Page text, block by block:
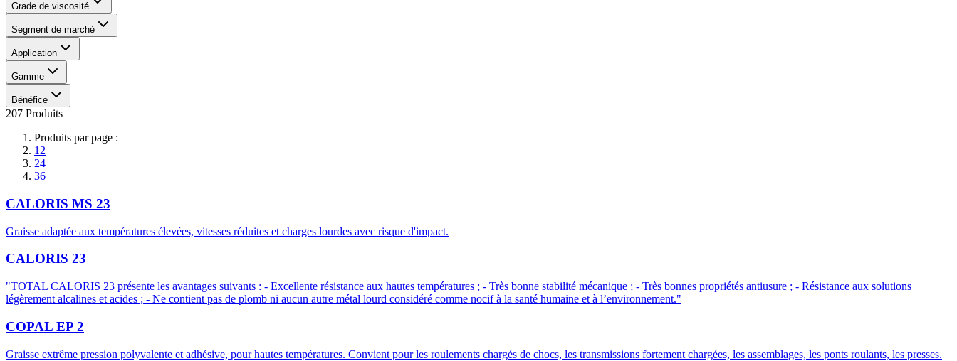
Grade de viscosité
Segment de marché
Application
Gamme
Bénéfice
207 Produits
Produits par page :
12
24
36
CALORIS MS 23
Graisse adaptée aux températures élevées, vitesses réduites et charges lourdes avec risque d'impact.
CALORIS 23
"TOTAL CALORIS 23 présente les avantages suivants : - Excellente résistance aux hautes températures ; - Très bonne stabilité mécanique ; - Très bonnes propriétés antiusure ; - Résistance aux solutions
légèrement alcalines et acides ; - Ne contient pas de plomb ni aucun autre métal lourd considéré comme nocif à la santé humaine et à l’environnement."
COPAL EP 2
Graisse extrême pression polyvalente et adhésive, pour hautes températures. Convient pour les roulements chargés de chocs, les transmissions fortement chargées, les assemblages, les ponts roulants, les presses.